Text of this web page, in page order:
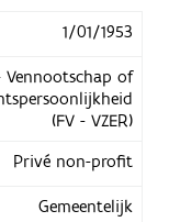
1/01/1953
Vennootschap of
(FV - VZER)
Privé non-profit
Gemeentelijk